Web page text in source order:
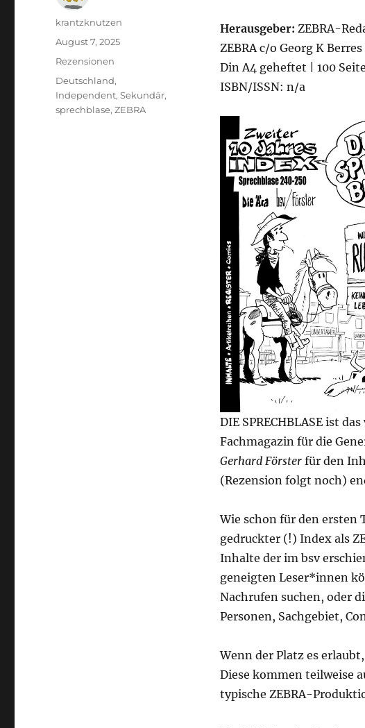
Herausgeber: ZEBRA-
ZEBRA c/o Georg K
Din A4 geheftet | 100
ISBN/ISSN: n/a
DIE SPRECHBLASE ist
Fachmagazin für die
Gerhard Försterfür den
(Rezension folgt noch)
Wie schon für den ersten
gedruckter (!) Index als
Inhalte der im bsv
geneigten Leser*innen
Nachrufen suchen, oder
Personen, Sachgebiet,
Wenn der Platz es
Diese kommen teilweise
typische ZEBRA-
Autor
krantzknutzen
Veröffentlicht
August 7, 2025
Kategorien
Rezensionen
Schlagwörter
Deutschland,
Independent,Sekundär,
sprechblase,ZEBRA